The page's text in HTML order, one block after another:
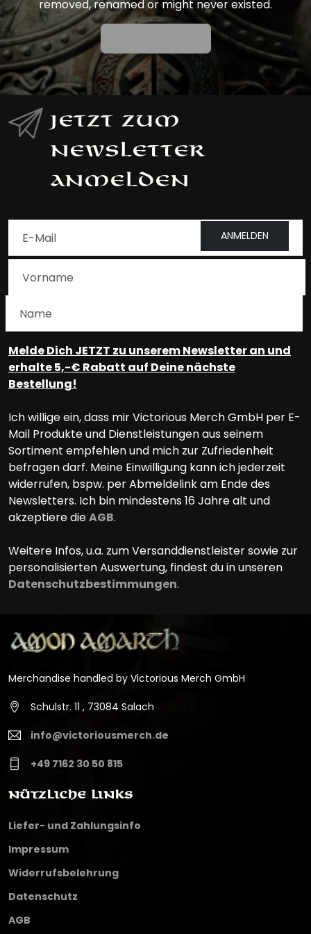
removed, renamed or might never existed.
Jetzt zum
Newsletter
anmelden
ANMELDEN
Melde Dich JETZT zu unserem Newsletter an und
erhalte 5,-€ Rabatt auf Deine nächste
Bestellung!
Ich willige ein, dass mir Victorious Merch GmbH per E-
Mail Produkte und Dienstleistungen aus seinem
Sortiment empfehlen und mich zur Zufriedenheit
befragen darf. Meine Einwilligung kann ich jederzeit
widerrufen, bspw. per Abmeldelink am Ende des
Newsletters. Ich bin mindestens 16 Jahre alt und
akzeptiere dieAGB.
Weitere Infos, u.a. zum Versanddienstleister sowie zur
personalisierten Auswertung, findest du in unseren
Datenschutzbestimmungen.
Merchandise handled by Victorious Merch GmbH
Schulstr. 11 , 73084 Salach
info@victoriousmerch.de
+49 7162 30 50 815
Nützliche Links
Liefer- und Zahlungsinfo
Impressum
Widerrufsbelehrung
Datenschutz
AGB